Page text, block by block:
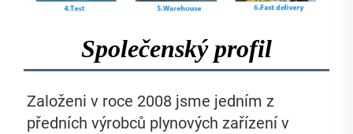
Společenský profil
Založeni v roce 2008 jsme jedním z
předních výrobců plynových zařízení v